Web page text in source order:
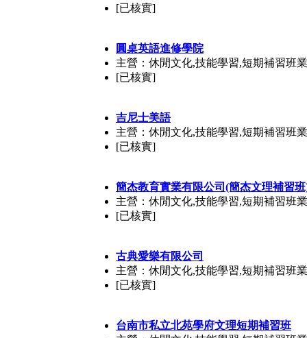
[已核實]
圓桌英語進修學院
主營：休閒文化,技能學習,短期補習班業
[已核實]
吉尼士美語
主營：休閒文化,技能學習,短期補習班業
[已核實]
簡杰教育實業有限公司(簡杰文理補習
主營：休閒文化,技能學習,短期補習班業
[已核實]
古典愛樂有限公司
主營：休閒文化,技能學習,短期補習班業
[已核實]
台南市私立北苑學府文理短期補習班